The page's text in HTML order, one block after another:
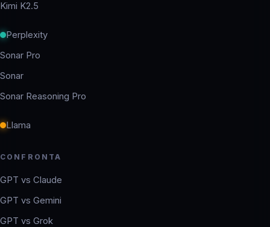
Kimi K2.5
Perplexity
Sonar Pro
Sonar
Sonar Reasoning Pro
Llama
CONFRONTA
GPT vs Claude
GPT vs Gemini
GPT vs Grok